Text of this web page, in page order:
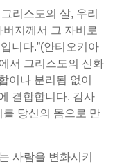
리스도의 살, 우리
지께서 그 자비로
니다.”(안티오키아
서 그리스도의 신화
이나 분리됨 없이
결합합니다. 감사
당신의 몸으로 만
사람을 변화시키